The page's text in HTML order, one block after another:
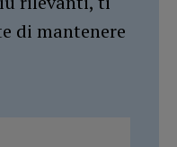
di mantenere